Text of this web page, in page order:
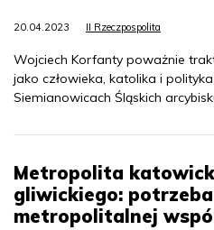
20.04.2023 II Rzeczpospolita
Wojciech Korfanty poważnie
jako człowieka, katolika i
Siemianowicach Śląskich
Metropolita
gliwickiego:
metropolitalnej